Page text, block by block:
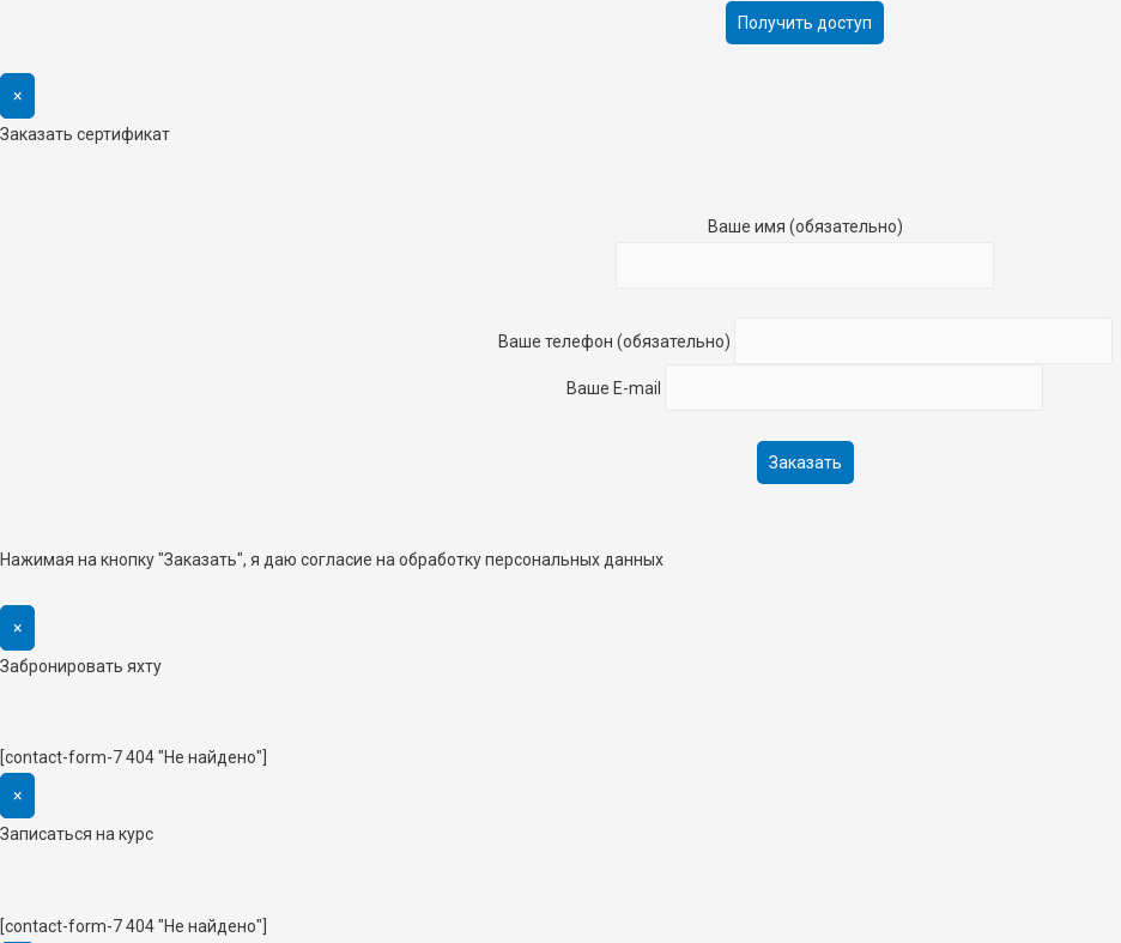
×
Заказать сертификат
Ваше имя (обязательно)
Ваше телефон (обязательно)
Ваше E-mail
Нажимая на кнопку "Заказать", я даю согласие на обработку персональных данных
×
Забронировать яхту
[contact-form-7 404 "Не найдено"]
×
Записаться на курс
[contact-form-7 404 "Не найдено"]